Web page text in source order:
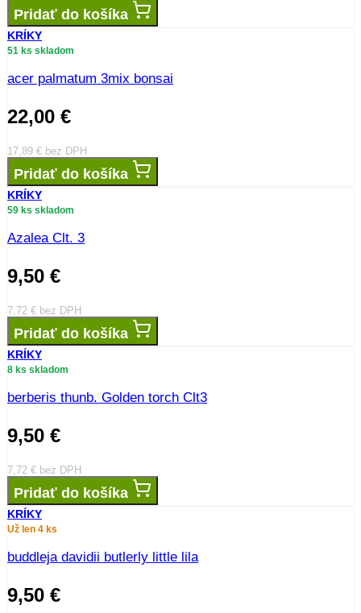
Pridať do košíka
KRÍKY
51 ks skladom
acer palmatum 3mix bonsai
22,00 €
17,89 € bez DPH
Pridať do košíka
KRÍKY
59 ks skladom
Azalea Clt. 3
9,50 €
7,72 € bez DPH
Pridať do košíka
KRÍKY
8 ks skladom
berberis thunb. Golden torch Clt3
9,50 €
7,72 € bez DPH
Pridať do košíka
KRÍKY
Už len 4 ks
buddleja davidii butlerly little lila
9,50 €